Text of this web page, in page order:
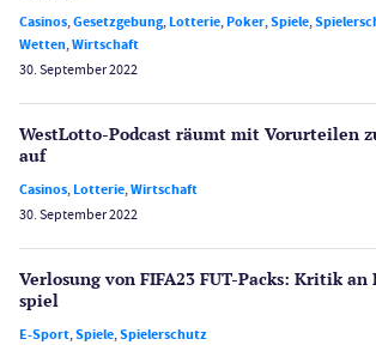
Casinos,Gesetzgebung,Lotterie,Poker,Spiele,
Wetten,Wirtschaft
30. September 2022
WestLotto-Podcast räumt mit Vorurteilen
auf
Casinos,Lotterie,Wirtschaft
30. September 2022
Verlosung von FIFA23 FUT-Packs: Kritik
spiel
E-Sport,Spiele,Spielerschutz